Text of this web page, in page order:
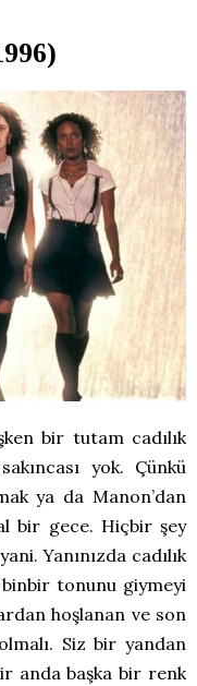
bir tutam cadılık
yok. Çünkü
ya da Manon’dan
bir gece. Hiçbir şey
Yanınızda cadılık
tonunu giymeyi
hoşlanan ve son
Siz bir yandan
anda başka bir renk